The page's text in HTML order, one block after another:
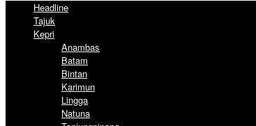
Headline
Tajuk
Kepri
Anambas
Batam
Bintan
Karimun
Lingga
Natuna